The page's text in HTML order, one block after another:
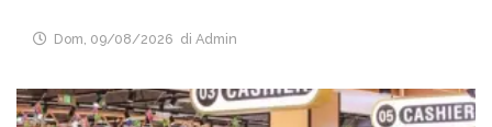
Dom, 09/08/2026 di Admin